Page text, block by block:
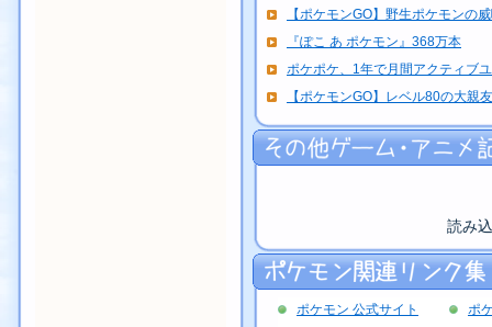
【ポケモンGO】野生ポケモンの
『ぽこ あ ポケモン』368万本
ポケポケ、1年で月間アクティブ
【ポケモンGO】レベル80の大親
読み
ポケモン 公式サイト
ポ